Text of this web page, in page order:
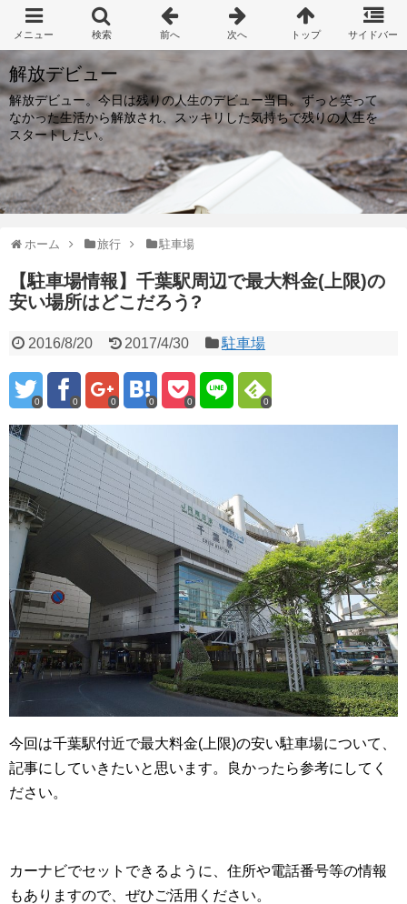
解放デビュー
解放デビュー。今日は残りの人生のデビュー当日。ずっと笑って
なかった生活から解放され、スッキリした気持ちで残りの人生を
スタートしたい。
ホーム 旅行 駐車場
【駐車場情報】千葉駅周辺で最大料金(上限)の
安い場所はどこだろう?
2016/8/20 2017/4/30 駐車場
0 0 0 0 0 0
今回は千葉駅付近で最大料金(上限)の安い駐車場について、
記事にしていきたいと思います。良かったら参考にしてく
ださい。
カーナビでセットできるように、住所や電話番号等の情報
もありますので、ぜひご活用ください。